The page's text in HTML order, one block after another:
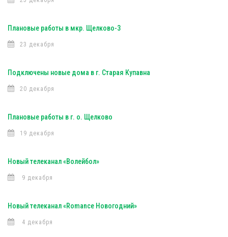
Плановые работы в мкр. Щелково-3
23 декабря
Подключены новые дома в г. Старая Купавна
20 декабря
Плановые работы в г. о. Щелково
19 декабря
Новый телеканал «Волейбол»
9 декабря
Новый телеканал «Romance Новогодний»
4 декабря